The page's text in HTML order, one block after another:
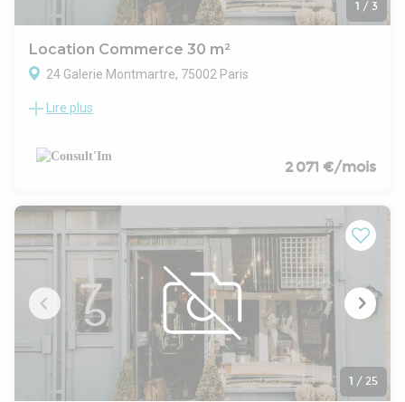
Loyer mensuel : 5 000 € HT HC
Disponibilité : 12 janvier 2027
1 / 3
Location Commerce 30 m²
24 Galerie Montmartre, 75002 Paris
Boutique située dans la galerie Montmartre Metro Grand
boutique de 30 m².
CARACTERISTIQUES DE L'OFFRE
Droit de terrasse
Une cave complète ce bien
Toutes activitées sauf restauration chaude
CONDITIONS FINANCIERES
Bail : 3/6/9 ans
Cession droit au bail : Nous contacter
Loyer mensuel : 1 987 € HT HC
Disponibilité : Immediate
Lire plus
2 071 €/mois
1 / 25